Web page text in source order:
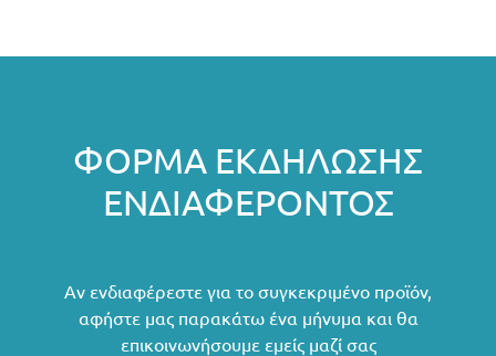
ΦΌΡΜΑ ΕΚΔΉΛΩΣΗΣ
ΕΝΔΙΑΦΈΡΟΝΤΟΣ
Αν ενδιαφέρεστε για το συγκεκριμένο προϊόν,
αφήστε μας παρακάτω ένα μήνυμα και θα
επικοινωνήσουμε εμείς μαζί σας